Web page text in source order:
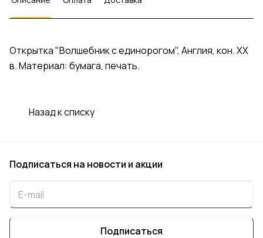
Открытка "Волшебник с единорогом", Англия, кон. ХХ
в. Материал: бумага, печать.
Назад к списку
Подписаться на новости и акции
Подписаться